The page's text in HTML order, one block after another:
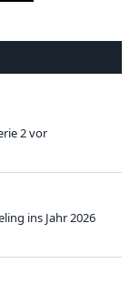
2 vor
ins Jahr 2026